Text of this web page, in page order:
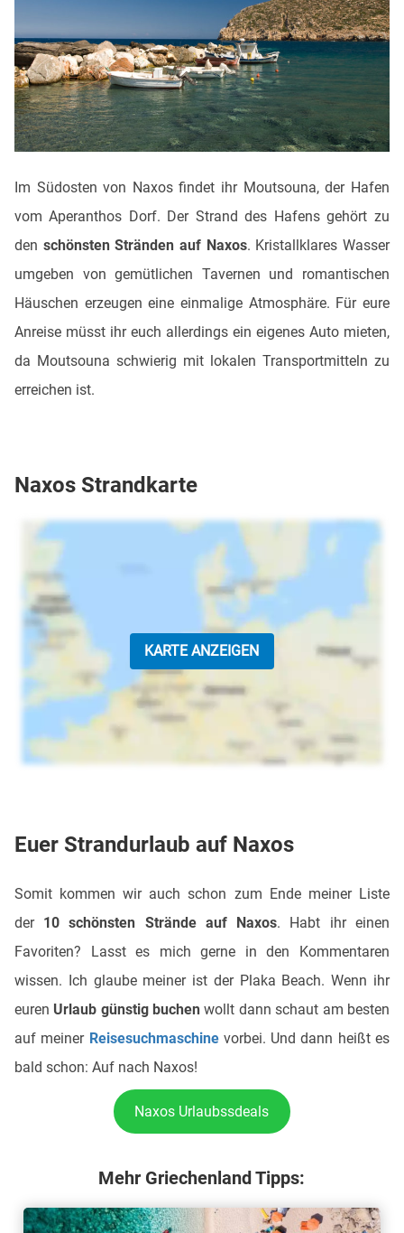
Im Südosten von Naxos findet ihr Moutsouna, der Hafen
vom Aperanthos Dorf. Der Strand des Hafens gehört zu
den schönsten Stränden auf Naxos. Kristallklares Wasser
umgeben von gemütlichen Tavernen und romantischen
Häuschen erzeugen eine einmalige Atmosphäre. Für eure
Anreise müsst ihr euch allerdings ein eigenes Auto mieten,
da Moutsouna schwierig mit lokalen Transportmitteln zu
erreichen ist.
Naxos Strandkarte
KARTE ANZEIGEN
Euer Strandurlaub auf Naxos
Somit kommen wir auch schon zum Ende meiner Liste
der 10 schönsten Strände auf Naxos. Habt ihr einen
Favoriten? Lasst es mich gerne in den Kommentaren
wissen. Ich glaube meiner ist der Plaka Beach. Wenn ihr
euren Urlaub günstig buchen wollt dann schaut am besten
auf meiner Reisesuchmaschinevorbei. Und dann heißt es
bald schon: Auf nach Naxos!
Naxos Urlaubssdeals
Mehr Griechenland Tipps: